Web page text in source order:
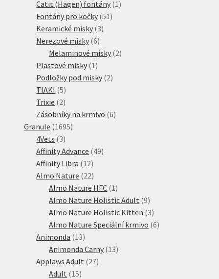
Catit (Hagen) fontány 1 1
Fontány pro kočky 51 51
Keramické misky 33
Nerezové misky 66
produktů
Melaminové misky 22
Plastové misky 1 1
produkt
Podložky pod misky 22
TIAKI 55
produktů
Trixie 22
produkty
Zásobníky na krmivo 66
Granule 16951695
4Vets 33
produkty
Affinity Advance 4949
Affinity Libra 1212
produktů
Almo Nature 2222
produktů
Almo Nature HFC 1 1
produkt
Almo Nature Holistic Adult 99
produktů
Almo Nature Holistic Kitten 33
produkty
Almo Nature Speciální krmivo 66
Animonda 1313
produktů
Animonda Carny 1313
Applaws Adult 2727
Adult 1515